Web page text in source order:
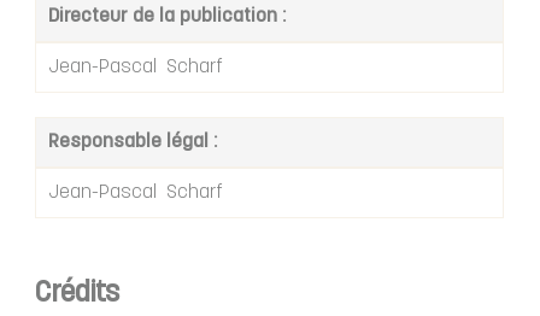
Directeur de la publication :
Jean-Pascal Scharf
Responsable légal :
Jean-Pascal Scharf
Crédits